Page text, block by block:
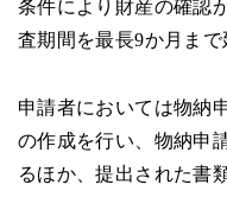
条件により財産の確認
査期間を最長9か月まで
申請者においては物納
の作成を行い、物納申
るほか、提出された書